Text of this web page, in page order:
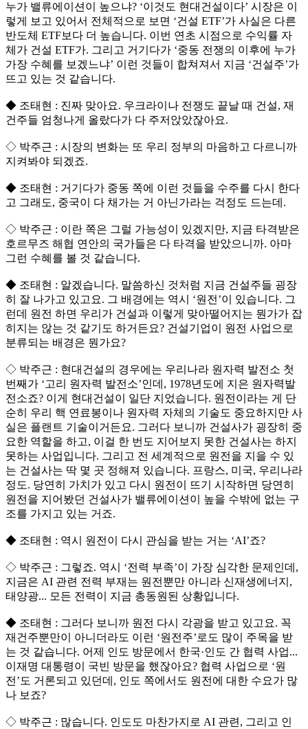
누가 밸류에이션이 높으냐? ‘이것도 현대건설이다’ 시장은 이
렇게 보고 있어서 전체적으로 보면 ‘건설 ETF’가 사실은 다른
반도체 ETF보다 더 높습니다. 이번 연초 시점으로 수익률 자
체가 건설 ETF가. 그리고 거기다가 ‘중동 전쟁의 이후에 누가
가장 수혜를 보겠느냐’ 이런 것들이 합쳐져서 지금 ‘건설주’가
뜨고 있는 것 같습니다.
◆ 조태현 : 진짜 맞아요. 우크라이나 전쟁도 끝날 때 건설, 재
건주들 엄청나게 올랐다가 다 주저앉았잖아요.
◇ 박주근 : 시장의 변화는 또 우리 정부의 마음하고 다르니까
지켜봐야 되겠죠.
◆ 조태현 : 거기다가 중동 쪽에 이런 것들을 수주를 다시 한다
고 그래도, 중국이 다 채가는 거 아닌가라는 걱정도 드는데.
◇ 박주근 : 이란 쪽은 그럴 가능성이 있겠지만, 지금 타격받은
호르무즈 해협 연안의 국가들은 다 타격을 받았으니까. 아마
그런 수혜를 볼 것 같습니다.
◆ 조태현 : 알겠습니다. 말씀하신 것처럼 지금 건설주들 굉장
히 잘 나가고 있고요. 그 배경에는 역시 ‘원전’이 있습니다. 그
런데 원전 하면 우리가 건설과 이렇게 맞아떨어지는 뭔가가 잡
히지는 않는 것 같기도 하거든요? 건설기업이 원전 사업으로
분류되는 배경은 뭔가요?
◇ 박주근 : 현대건설의 경우에는 우리나라 원자력 발전소 첫
번째가 ‘고리 원자력 발전소’인데, 1978년도에 지은 원자력발
전소죠? 이게 현대건설이 일단 지었습니다. 원전이라는 게 단
순히 우리 핵 연료봉이나 원자력 자체의 기술도 중요하지만 사
실은 플랜트 기술이거든요. 그러다 보니까 건설사가 굉장히 중
요한 역할을 하고, 이걸 한 번도 지어보지 못한 건설사는 하지
못하는 사업입니다. 그리고 전 세계적으로 원전을 지을 수 있
는 건설사는 딱 몇 곳 정해져 있습니다. 프랑스, 미국, 우리나라
정도. 당연히 가치가 있고 다시 원전이 뜨기 시작하면 당연히
원전을 지어봤던 건설사가 밸류에이션이 높을 수밖에 없는 구
조를 가지고 있는 거죠.
◆ 조태현 : 역시 원전이 다시 관심을 받는 거는 ‘AI’죠?
◇ 박주근 : 그렇죠. 역시 ‘전력 부족’이 가장 심각한 문제인데,
지금은 AI 관련 전력 부재는 원전뿐만 아니라 신재생에너지,
태양광... 모든 전력이 지금 총동원된 상황입니다.
◆ 조태현 : 그러다 보니까 원전 다시 각광을 받고 있고요. 꼭
재건주뿐만이 아니더라도 이런 ‘원전주’로도 많이 주목을 받
는 것 같습니다. 어제 인도 방문에서 한국·인도 간 협력 사업...
이재명 대통령이 국빈 방문을 했잖아요? 협력 사업으로 ‘원
전’도 거론되고 있던데, 인도 쪽에서도 원전에 대한 수요가 많
나 보죠?
◇ 박주근 : 많습니다. 인도도 마찬가지로 AI 관련, 그리고 인